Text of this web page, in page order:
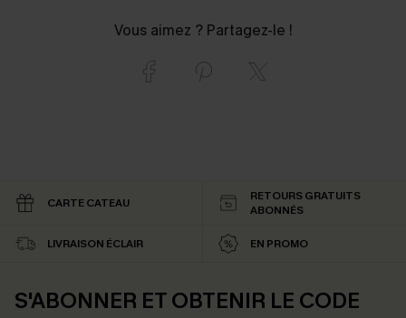
Vous aimez ? Partagez-le !
CARTE CATEAU
RETOURS GRATUITS
ABONNÉS
LIVRAISON ÉCLAIR EN PROMO
S'ABONNER ET OBTENIR LE CODE